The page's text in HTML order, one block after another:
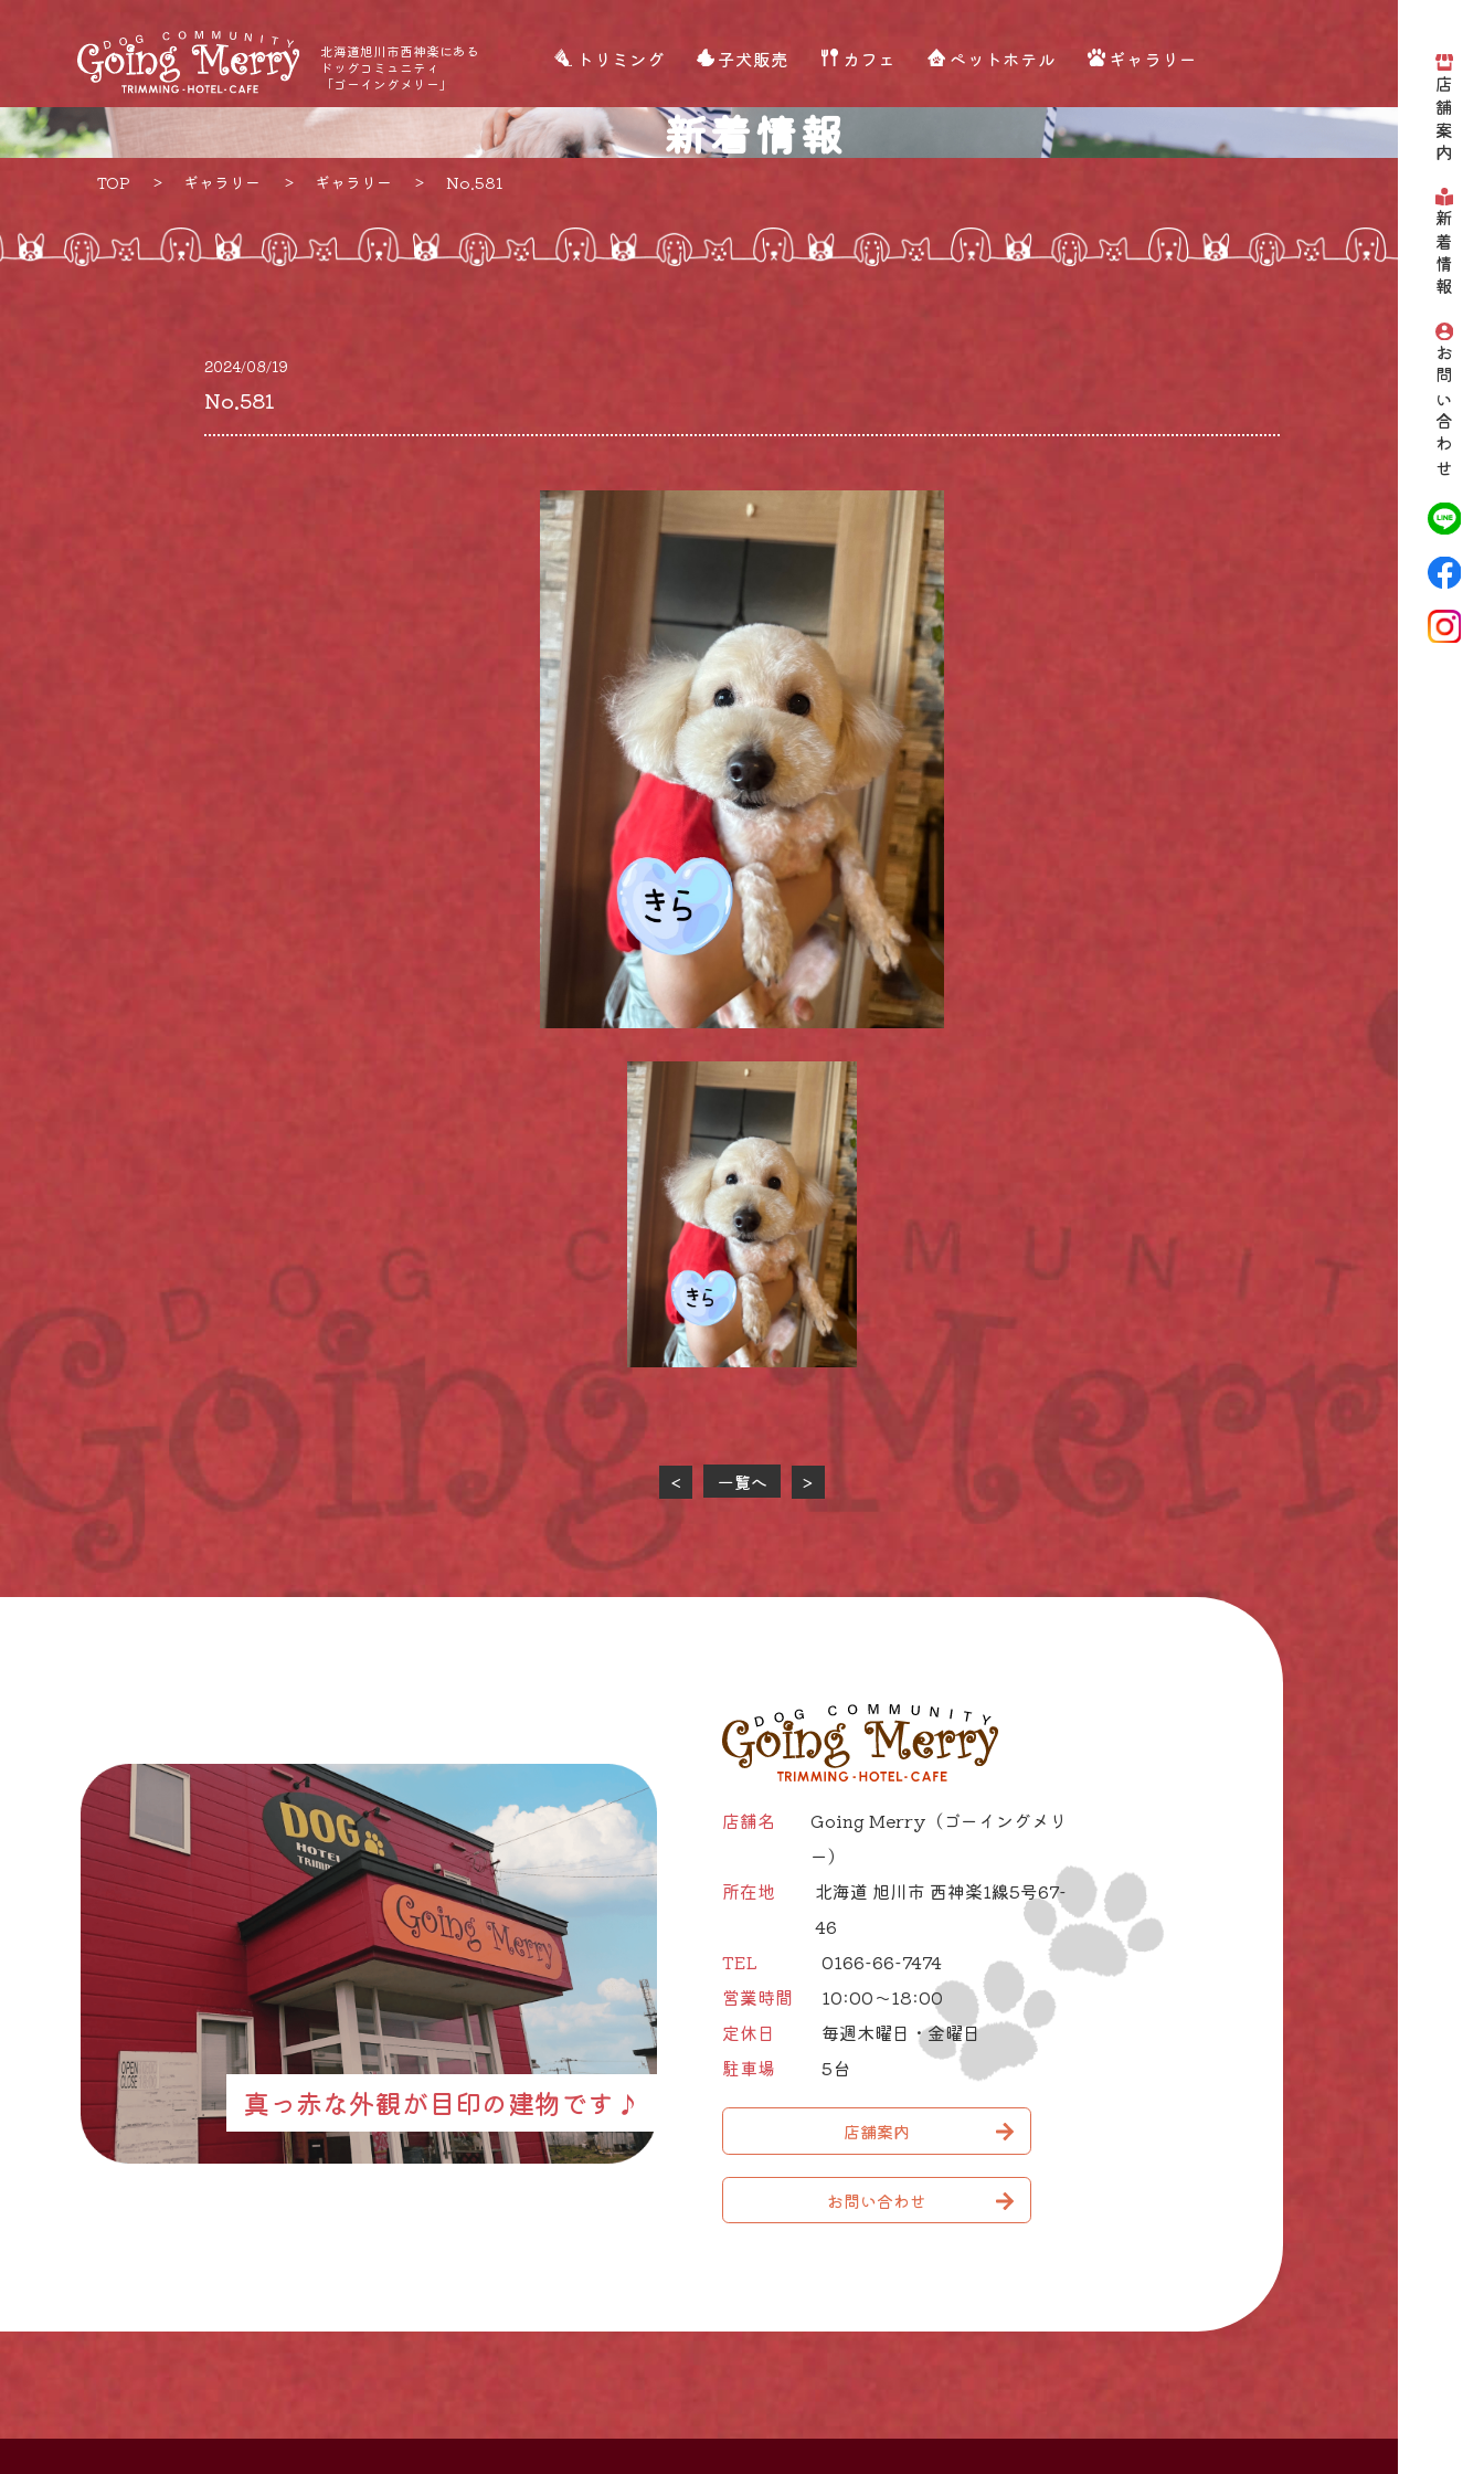
北海道旭川市西神楽にある
ドッグコミュニティ
「ゴーイングメリー」
トリミング 子犬販売 カフェ ペットホテル ギャラリー
店舗案内
新着情報
お問い合わせ
新着情報
TOP ギャラリー ギャラリー No.581
2024/08/19
No.581
< 一覧へ >
真っ赤な外観が目印の建物です♪
店舗名 Going Merry（ゴーイングメリ
ー）
所在地
北海道 旭川市 西神楽1線5号67-
46
TEL
0166-66-7474
営業時間
10:00～18:00
定休日
毎週木曜日・金曜日
駐車場
5台
店舗案内
お問い合わせ